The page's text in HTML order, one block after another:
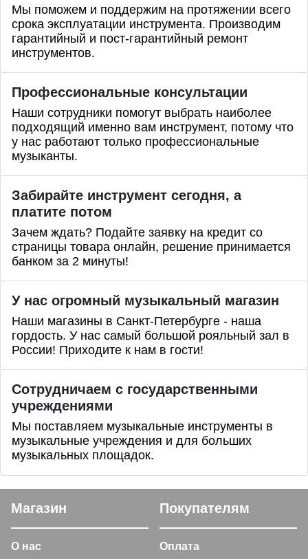
Мы поможем и поддержим на протяжении всего
срока эксплуатации инструмента. Производим
гарантийный и пост-гарантийный ремонт
инструментов.
Профессиональные консультации
Наши сотрудники помогут выбрать наиболее
подходящий именно вам инструмент, потому что
у нас работают только профессиональные
музыканты.
Забирайте инструмент сегодня, а
платите потом
Зачем ждать? Подайте заявку на кредит со
страницы товара онлайн, решение принимается
банком за 2 минуты!
У нас огромный музыкальный магазин
Наши магазины в Санкт-Петербурге - наша
гордость. У нас самый большой рояльный зал в
России! Приходите к нам в гости!
Сотрудничаем с государственными
учреждениями
Мы поставляем музыкальные инструменты в
музыкальные учреждения и для больших
музыкальных площадок.
Магазин
О нас
Покупателям
Оплата